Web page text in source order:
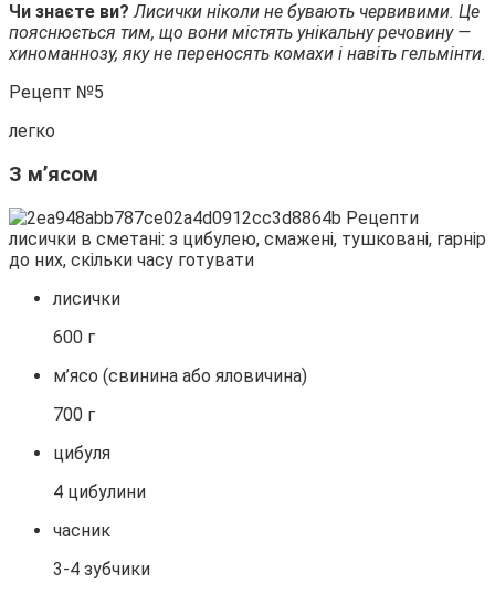
Чи знаєте ви?Лисички ніколи не бувають червивими. Це
пояснюється тим, що вони містять унікальну речовину —
хиноманнозу, яку не переносять комахи і навіть гельмінти.
Рецепт №5
легко
З м’ясом
лисички
600 г
м’ясо (свинина або яловичина)
700 г
цибуля
4 цибулини
часник
3-4 зубчики